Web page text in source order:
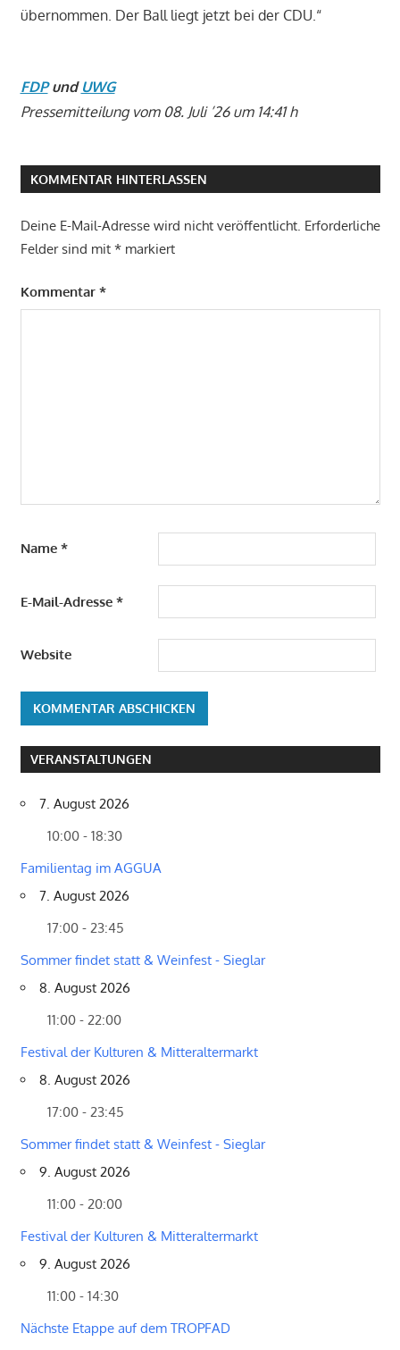
übernommen. Der Ball liegt jetzt bei der CDU.“
FDPund UWG
Pressemitteilung vom 08. Juli ’26 um 14:41 h
KOMMENTAR HINTERLASSEN
Deine E-Mail-Adresse wird nicht veröffentlicht. Erforderliche
Felder sind mit *markiert
Kommentar *
Name *
E-Mail-Adresse *
Website
VERANSTALTUNGEN
7. August 2026
10:00 - 18:30
Familientag im AGGUA
7. August 2026
17:00 - 23:45
Sommer findet statt & Weinfest - Sieglar
8. August 2026
11:00 - 22:00
Festival der Kulturen & Mitteraltermarkt
8. August 2026
17:00 - 23:45
Sommer findet statt & Weinfest - Sieglar
9. August 2026
11:00 - 20:00
Festival der Kulturen & Mitteraltermarkt
9. August 2026
11:00 - 14:30
Nächste Etappe auf dem TROPFAD